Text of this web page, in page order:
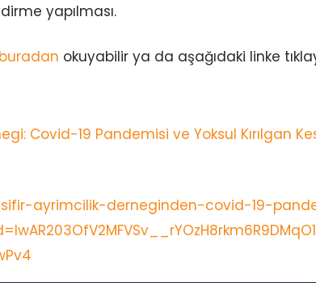
yapılması.
buradan okuyabilir ya da aşağıdaki linke
Covid-19 Pandemisi ve Yoksul Kırılgan
ayrimcilik-derneginden-covid-19-